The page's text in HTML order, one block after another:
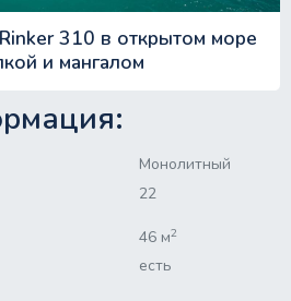
310 в открытом море
и мангалом
Монолитный
22
46 м2
есть